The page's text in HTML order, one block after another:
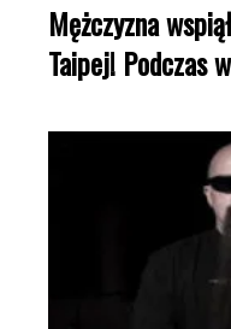
Mężczyzna
Taipej! Podczas